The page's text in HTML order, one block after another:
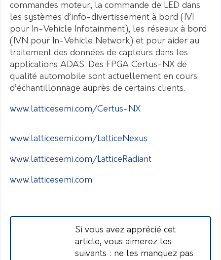
commandes moteur, la commande de LED dans
les systèmes d’info-divertissement à bord (IVI
pour In-Vehicle Infotainment), les réseaux à bord
(IVN pour In-Vehicle Network) et pour aider au
traitement des données de capteurs dans les
applications ADAS. Des FPGA Certus-NX de
qualité automobile sont actuellement en cours
d’échantillonnage auprès de certains clients.
www.latticesemi.com/Certus-NX
www.latticesemi.com/LatticeNexus
www.latticesemi.com/LatticeRadiant
www.latticesemi.com
Si vous avez apprécié cet
article, vous aimerez les
suivants : ne les manquez pas